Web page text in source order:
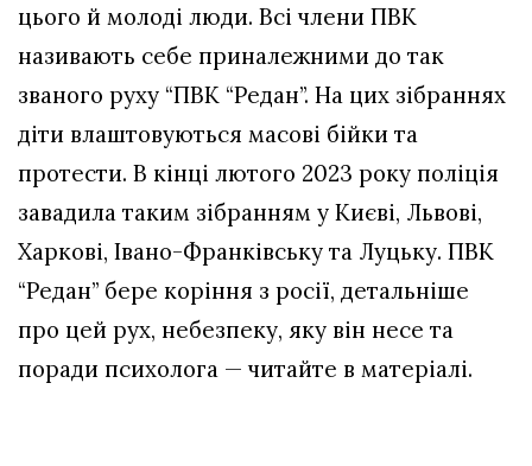
цього й молоді люди. Всі члени ПВК
називають себе приналежними до так
званого руху “ПВК “Редан”. На цих зібраннях
діти влаштовуються масові бійки та
протести. В кінці лютого 2023 року поліція
завадила таким зібранням у Києві, Львові,
Харкові, Івано-Франківську та Луцьку. ПВК
“Редан” бере коріння з росії, детальніше
про цей рух, небезпеку, яку він несе та
поради психолога — читайте в матеріалі.